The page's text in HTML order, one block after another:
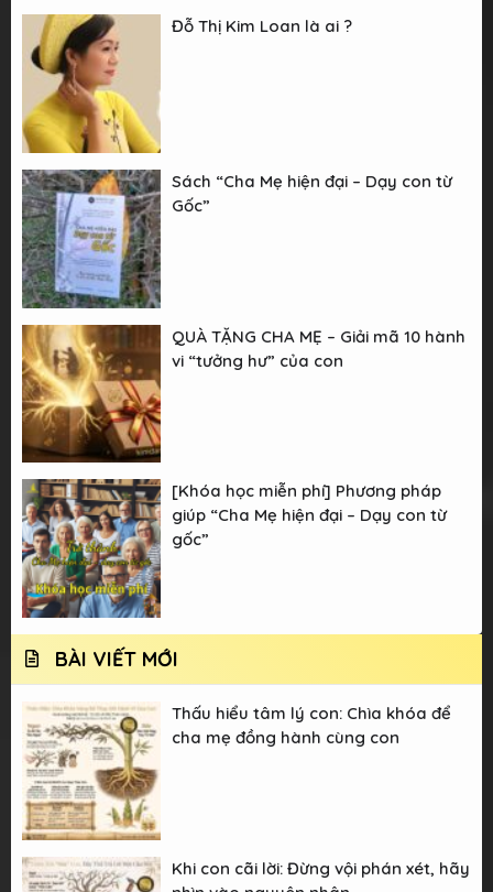
Đỗ Thị Kim Loan là ai ?
Sách “Cha Mẹ hiện đại – Dạy con từ
Gốc”
QUÀ TẶNG CHA MẸ – Giải mã 10 hành
vi “tưởng hư” của con
[Khóa học miễn phí] Phương pháp
giúp “Cha Mẹ hiện đại – Dạy con từ
gốc”
BÀI VIẾT MỚI
Thấu hiểu tâm lý con: Chìa khóa để
cha mẹ đồng hành cùng con
Khi con cãi lời: Đừng vội phán xét, hãy